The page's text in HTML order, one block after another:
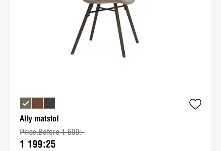
Ally matstol
Price.Before 1 599:-
1 199:25